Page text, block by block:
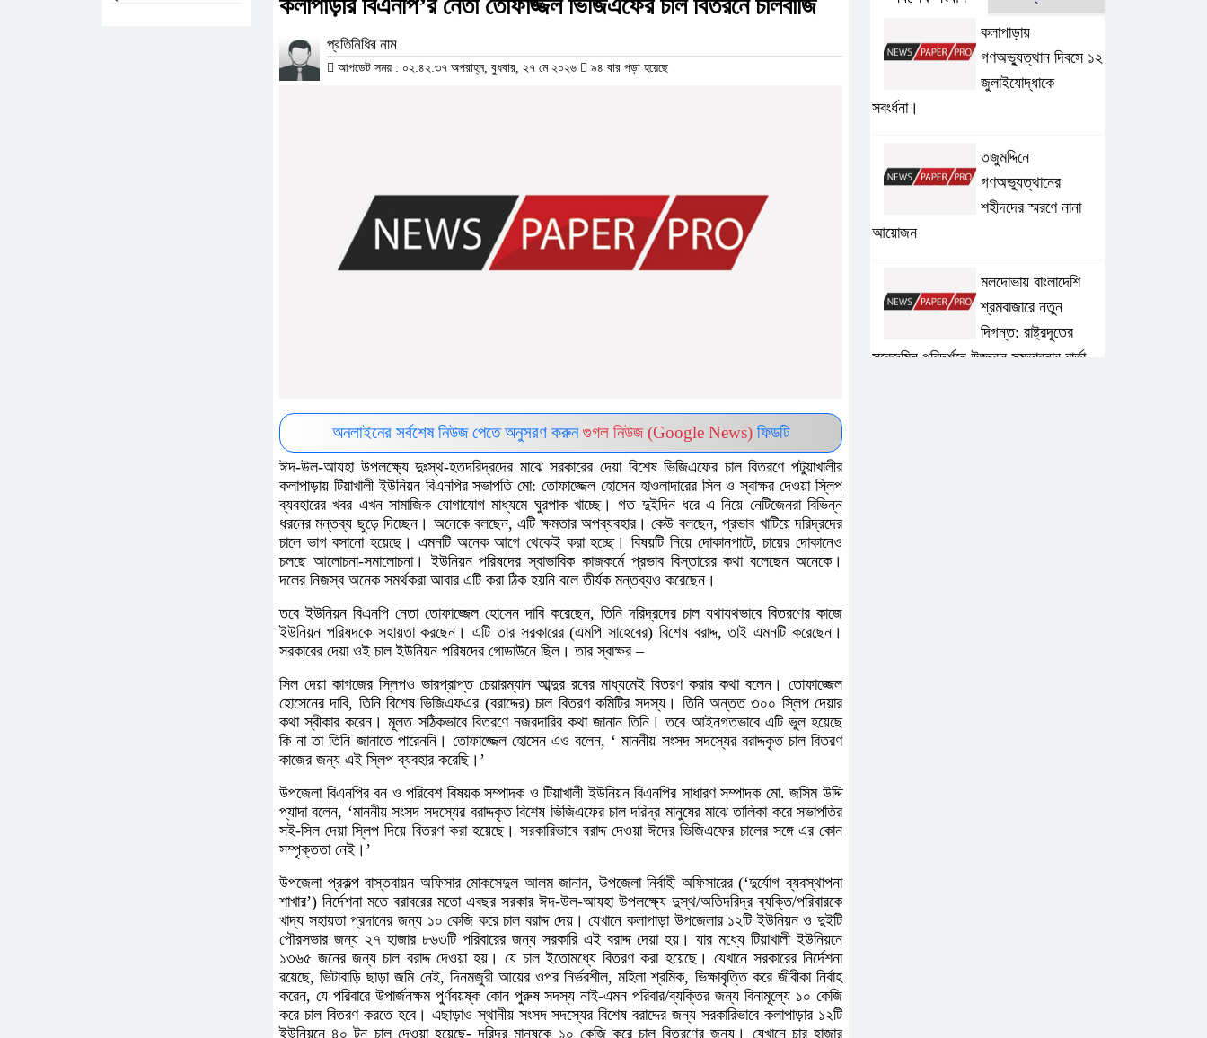
প্রতিনিধির নাম
আপডেট সময় : ০২:৪২:৩৭ অপরাহ্ন, বুধবার, ২৭ মে ২০২৬ ৯৪ বার পড়া হয়েছে
অনলাইনের সর্বশেষ নিউজ পেতে অনুসরণ করুনগুগল নিউজ (Google News)ফিডটি
ঈদ-উল-আযহা উপলক্ষ্যে দুঃস্থ-হতদরিদ্রদের মাঝে সরকারের দেয়া বিশেষ ভিজিএফের চাল বিতরণে পটুয়াখালীর
কলাপাড়ায় টিয়াখালী ইউনিয়ন বিএনপির সভাপতি মো: তোফাজ্জেল হোসেন হাওলাদারের সিল ও স্বাক্ষর দেওয়া স্লিপ
ব্যবহারের খবর এখন সামাজিক যোগাযোগ মাধ্যমে ঘুরপাক খাচ্ছে। গত দুইদিন ধরে এ নিয়ে নেটিজেনরা বিভিন্ন
ধরনের মন্তব্য ছুড়ে দিচ্ছেন। অনেকে বলছেন, এটি ক্ষমতার অপব্যবহার। কেউ বলছেন, প্রভাব খাটিয়ে দরিদ্রদের
চালে ভাগ বসানো হয়েছে। এমনটি অনেক আগে থেকেই করা হচ্ছে। বিষয়টি নিয়ে দোকানপাটে, চায়ের দোকানেও
চলছে আলোচনা-সমালোচনা। ইউনিয়ন পরিষদের স্বাভাবিক কাজকর্মে প্রভাব বিস্তারের কথা বলেছেন অনেকে।
দলের নিজস্ব অনেক সমর্থকরা আবার এটি করা ঠিক হয়নি বলে তীর্যক মন্তব্যও করেছেন।
তবে ইউনিয়ন বিএনপি নেতা তোফাজ্জেল হোসেন দাবি করেছেন, তিনি দরিদ্রদের চাল যথাযথভাবে বিতরণের কাজে
ইউনিয়ন পরিষদকে সহায়তা করছেন। এটি তার সরকারের (এমপি সাহেবের) বিশেষ বরাদ্দ, তাই এমনটি করেছেন।
সরকারের দেয়া ওই চাল ইউনিয়ন পরিষদের গোডাউনে ছিল। তার স্বাক্ষর –
সিল দেয়া কাগজের স্লিপও ভারপ্রাপ্ত চেয়ারম্যান আব্দুর রবের মাধ্যমেই বিতরণ করার কথা বলেন। তোফাজ্জেল
হোসেনের দাবি, তিনি বিশেষ ভিজিএফএর (বরাদ্দের) চাল বিতরণ কমিটির সদস্য। তিনি অন্তত ৩০০ স্লিপ দেয়ার
কথা স্বীকার করেন। মূলত সঠিকভাবে বিতরণে নজরদারির কথা জানান তিনি। তবে আইনগতভাবে এটি ভুল হয়েছে
কি না তা তিনি জানাতে পারেননি। তোফাজ্জেল হোসেন এও বলেন, ‘ মাননীয় সংসদ সদস্যের বরাদ্দকৃত চাল বিতরণ
কাজের জন্য এই স্লিপ ব্যবহার করেছি।’
উপজেলা বিএনপির বন ও পরিবেশ বিষয়ক সম্পাদক ও টিয়াখালী ইউনিয়ন বিএনপির সাধারণ সম্পাদক মো. জসিম উদ্দি
প্যাদা বলেন, ‘মাননীয় সংসদ সদস্যের বরাদ্দকৃত বিশেষ ভিজিএফের চাল দরিদ্র মানুষের মাঝে তালিকা করে সভাপতির
সই-সিল দেয়া স্লিপ দিয়ে বিতরণ করা হয়েছে। সরকারিভাবে বরাদ্দ দেওয়া ঈদের ভিজিএফের চালের সঙ্গে এর কোন
সম্পৃক্ততা নেই।’
উপজেলা প্রকল্প বাস্তবায়ন অফিসার মোকসেদুল আলম জানান, উপজেলা নির্বাহী অফিসারের (‘দুর্যোগ ব্যবস্থাপনা
শাখার’) নির্দেশনা মতে বরাবরের মতো এবছর সরকার ঈদ-উল-আযহা উপলক্ষ্যে দুস্থ/অতিদরিদ্র ব্যক্তি/পরিবারকে
খাদ্য সহায়তা প্রদানের জন্য ১০ কেজি করে চাল বরাদ্দ দেয়। যেখানে কলাপাড়া উপজেলার ১২টি ইউনিয়ন ও দুইটি
পৌরসভার জন্য ২৭ হাজার ৮৬৩টি পরিবারের জন্য সরকারি এই বরাদ্দ দেয়া হয়। যার মধ্যে টিয়াখালী ইউনিয়নে
১৩৬৫ জনের জন্য চাল বরাদ্দ দেওয়া হয়। যে চাল ইতোমধ্যে বিতরণ করা হয়েছে। যেখানে সরকারের নির্দেশনা
রয়েছে, ভিটাবাড়ি ছাড়া জমি নেই, দিনমজুরী আয়ের ওপর নির্ভরশীল, মহিলা শ্রমিক, ভিক্ষাবৃত্তি করে জীবীকা নির্বাহ
করেন, যে পরিবারে উপার্জনক্ষম পুর্ণবয়ষ্ক কোন পুরুষ সদস্য নাই-এমন পরিবার/ব্যক্তির জন্য বিনামূল্যে ১০ কেজি
করে চাল বিতরণ করতে হবে। এছাড়াও স্থানীয় সংসদ সদস্যের বিশেষ বরাদ্দের জন্য সরকারিভাবে কলাপাড়ার ১২টি
ইউনিয়নে ৪০ টন চাল দেওয়া হয়েছে- দরিদ্র মানুষকে ১০ কেজি করে চাল বিতরণের জন্য। যেখানে চার হাজার
কলাপাড়ায়
গণঅভ্যুত্থান দিবসে ১২
জুলাইযোদ্ধাকে
সবংর্ধনা।
তজুমদ্দিনে
গণঅভ্যুত্থানের
শহীদদের স্মরণে নানা
আয়োজন
মলদোভায় বাংলাদেশি
শ্রমবাজারে নতুন
দিগন্ত: রাষ্ট্রদূতের
সরেজমিন পরিদর্শনে উজ্জ্বল সম্ভাবনার বার্তা